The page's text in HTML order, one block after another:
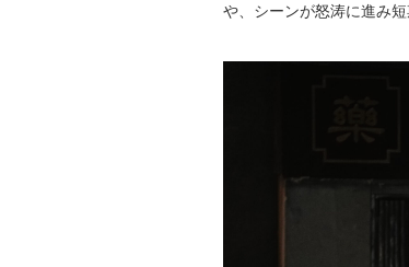
や、シーンが怒涛に進み